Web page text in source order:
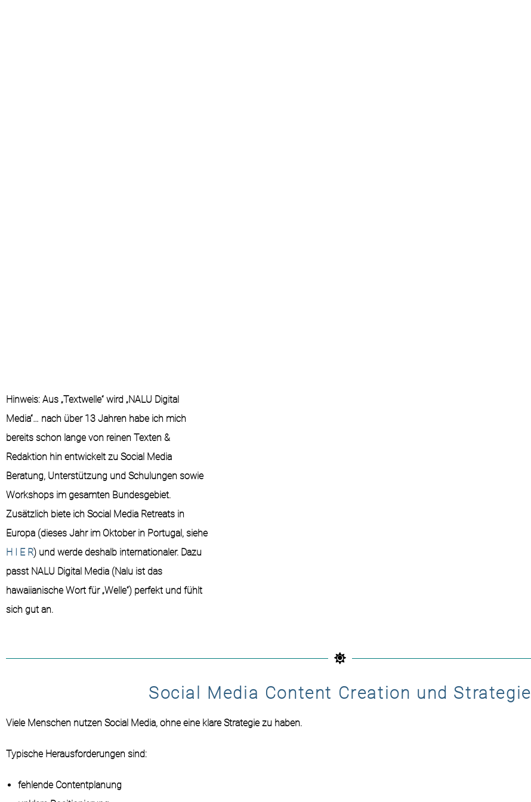
Hinweis: Aus „Textwelle“ wird „NALU Digital
Media“… nach über 13 Jahren habe ich mich
bereits schon lange von reinen Texten &
Redaktion hin entwickelt zu Social Media
Beratung, Unterstützung und Schulungen sowie
Workshops im gesamten Bundesgebiet.
Zusätzlich biete ich Social Media Retreats in
Europa (dieses Jahr im Oktober in Portugal, siehe
H I E R) und werde deshalb internationaler. Dazu
passt NALU Digital Media (Nalu ist das
hawaiianische Wort für „Welle“) perfekt und fühlt
sich gut an.
Social Media Content Creation und Strategie
Viele Menschen nutzen Social Media, ohne eine klare Strategie zu haben.
Typische Herausforderungen sind:
fehlende Contentplanung